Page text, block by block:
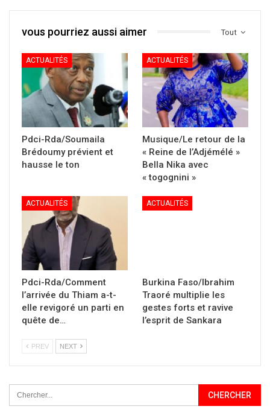
Tout
vous pourriez aussi aimer
ACTUALITÉS
Pdci-Rda/Soumaila
Brédoumy prévient et
hausse le ton
ACTUALITÉS
Musique/Le retour de la
« Reine de l’Adjémélé »
Bella Nika avec
« togognini »
ACTUALITÉS
Pdci-Rda/Comment
l’arrivée du Thiam a-t-
elle revigoré un parti en
quête de…
ACTUALITÉS
Burkina Faso/Ibrahim
Traoré multiplie les
gestes forts et ravive
l’esprit de Sankara
PREV NEXT